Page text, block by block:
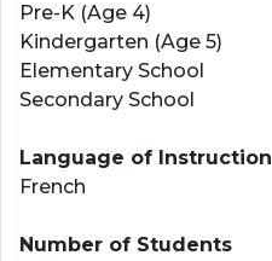
Pre-K (Age 4)
Kindergarten (Age 5)
Elementary School
Secondary School
Language of Instruction
French
Number of Students